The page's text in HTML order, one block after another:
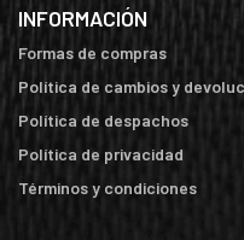
INFORMACIÓN
Formas de compras
Política de cambios y
Política de despachos
Política de privacidad
Términos y condiciones